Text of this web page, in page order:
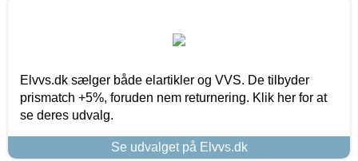
Elvvs.dk sælger både elartikler og VVS. De tilbyder
prismatch +5%, foruden nem returnering. Klik her for at
se deres udvalg.
Se udvalget på Elvvs.dk